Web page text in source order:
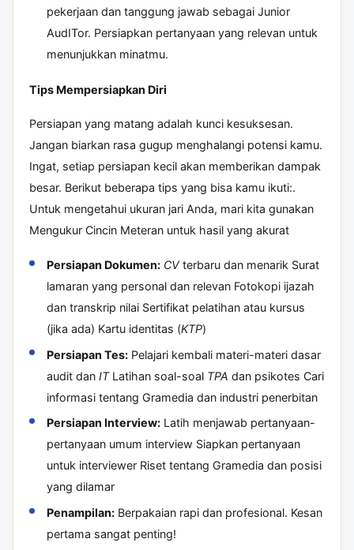
pekerjaan dan tanggung jawab sebagai Junior
AudITor. Persiapkan pertanyaan yang relevan untuk
menunjukkan minatmu.
Tips Mempersiapkan Diri
Persiapan yang matang adalah kunci kesuksesan.
Jangan biarkan rasa gugup menghalangi potensi kamu.
Ingat, setiap persiapan kecil akan memberikan dampak
besar. Berikut beberapa tips yang bisa kamu ikuti:.
Untuk mengetahui ukuran jari Anda, mari kita gunakan
Mengukur Cincin Meteran untuk hasil yang akurat
Persiapan Dokumen: CVterbaru dan menarik Surat
lamaran yang personal dan relevan Fotokopi ijazah
dan transkrip nilai Sertifikat pelatihan atau kursus
(jika ada) Kartu identitas (KTP)
Persiapan Tes:Pelajari kembali materi-materi dasar
audit dan ITLatihan soal-soal TPA dan psikotes Cari
informasi tentang Gramedia dan industri penerbitan
Persiapan Interview:Latih menjawab pertanyaan-
pertanyaan umum interview Siapkan pertanyaan
untuk interviewer Riset tentang Gramedia dan posisi
yang dilamar
Penampilan:Berpakaian rapi dan profesional. Kesan
pertama sangat penting!